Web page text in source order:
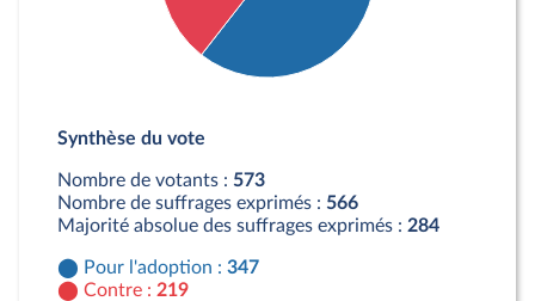
Contre : 219 députés
Synthèse du vote
Nombre de votants : 573
Nombre de suffrages exprimés : 566
Majorité absolue des suffrages exprimés : 284
Pour l'adoption : 347
Contre : 219